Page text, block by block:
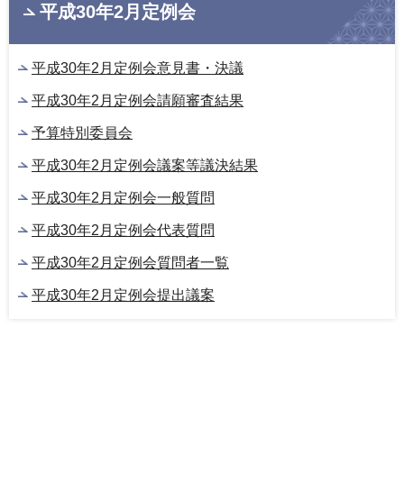
平成30年2月定例会
平成30年2月定例会意見書・決議
平成30年2月定例会請願審査結果
予算特別委員会
平成30年2月定例会議案等議決結果
平成30年2月定例会一般質問
平成30年2月定例会代表質問
平成30年2月定例会質問者一覧
平成30年2月定例会提出議案